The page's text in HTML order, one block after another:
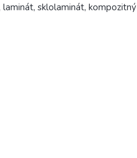
laminát, sklolaminát, kompozitný